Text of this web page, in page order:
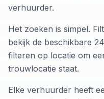
verhuurder.
Het zoeken is simpel.
bekijk de beschikbare
filteren op locatie om
trouwlocatie staat.
Elke verhuurder heeft